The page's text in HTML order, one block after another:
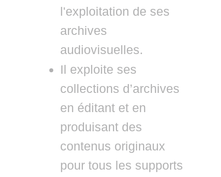
l'exploitation de ses
archives
audiovisuelles.
Il exploite ses
collections d’archives
en éditant et en
produisant des
contenus originaux
pour tous les supports